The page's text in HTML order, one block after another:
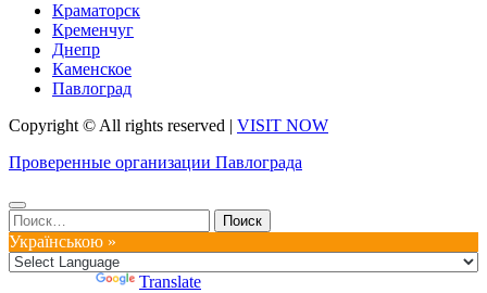
Краматорск
Кременчуг
Днепр
Каменское
Павлоград
Copyright © All rights reserved | VISIT NOW
Проверенные организации Павлограда
Найти:
Українською »
Translate